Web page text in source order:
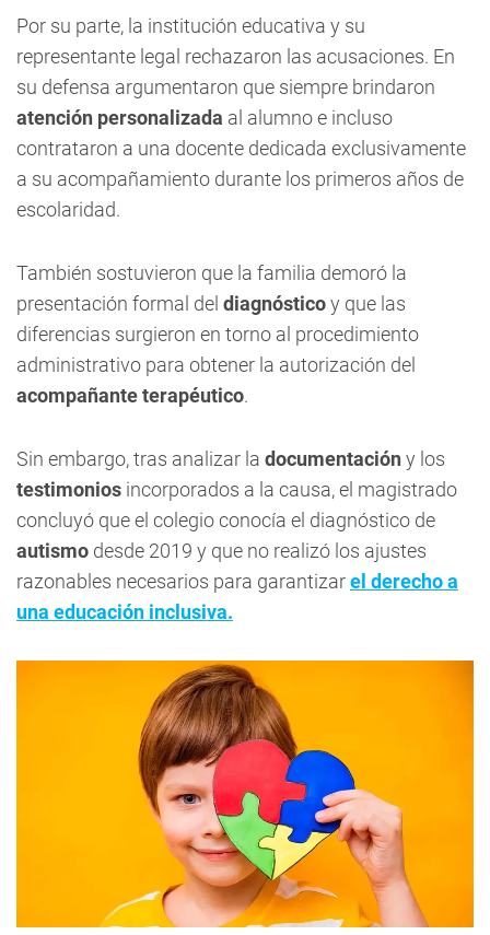
Por su parte, la institución educativa y su
representante legal rechazaron las acusaciones. En
su defensa argumentaron que siempre brindaron
atención personalizada al alumno e incluso
contrataron a una docente dedicada exclusivamente
a su acompañamiento durante los primeros años de
escolaridad.
También sostuvieron que la familia demoró la
presentación formal del diagnósticoy que las
diferencias surgieron en torno al procedimiento
administrativo para obtener la autorización del
acompañante terapéutico.
Sin embargo, tras analizar la documentación y los
testimonios incorporados a la causa, el magistrado
concluyó que el colegio conocía el diagnóstico de
autismo desde 2019 y que no realizó los ajustes
razonables necesarios para garantizarel derecho a
una educación inclusiva.